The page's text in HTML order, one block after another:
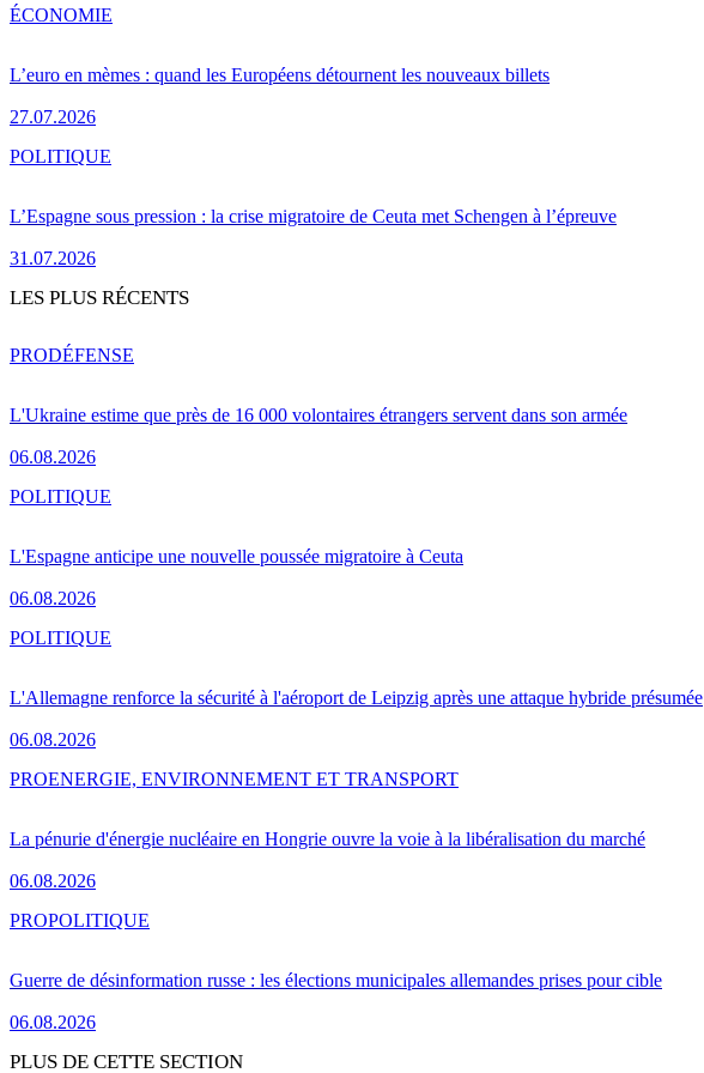
L’euro en mèmes : quand les Européens détournent les nouveaux billets
27.07.2026
ÉCONOMIE
L’Espagne sous pression : la crise migratoire de Ceuta met Schengen à l’épreuve
31.07.2026
POLITIQUE
LES PLUS RÉCENTS
L'Ukraine estime que près de 16 000 volontaires étrangers servent dans son armée
06.08.2026
PRODÉFENSE
L'Espagne anticipe une nouvelle poussée migratoire à Ceuta
06.08.2026
POLITIQUE
L'Allemagne renforce la sécurité à l'aéroport de Leipzig après une attaque hybride présumée
06.08.2026
POLITIQUE
La pénurie d'énergie nucléaire en Hongrie ouvre la voie à la libéralisation du marché
06.08.2026
PROENERGIE, ENVIRONNEMENT ET TRANSPORT
Guerre de désinformation russe : les élections municipales allemandes prises pour cible
06.08.2026
PROPOLITIQUE
PLUS DE CETTE SECTION